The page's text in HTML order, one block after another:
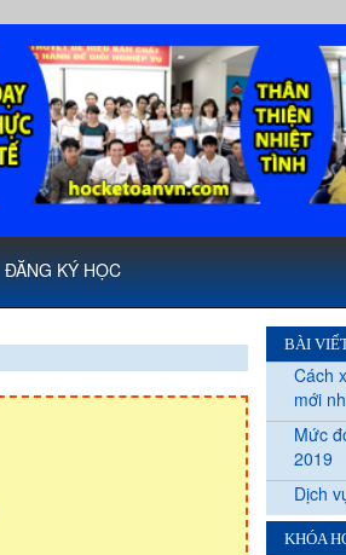
ĐĂNG KÝ HỌC
BÀI
Cách
mới
Mức
2019
Dịch
KHÓA